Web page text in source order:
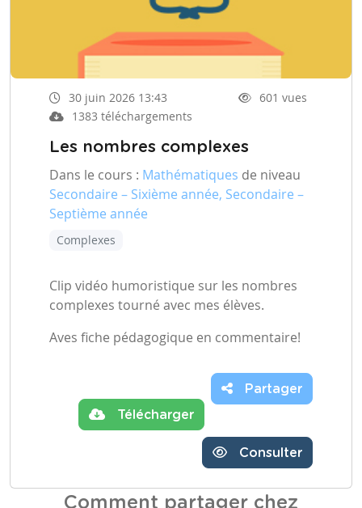
30 juin 2026 13:43
601 vues
1383 téléchargements
Les nombres complexes
Dans le cours : Mathématiques de niveau
Secondaire – Sixième année, Secondaire –
Septième année
Complexes
Clip vidéo humoristique sur les nombres
complexes tourné avec mes élèves.
Aves fiche pédagogique en commentaire!
Télécharger
Partager
Consulter
Comment partager chez